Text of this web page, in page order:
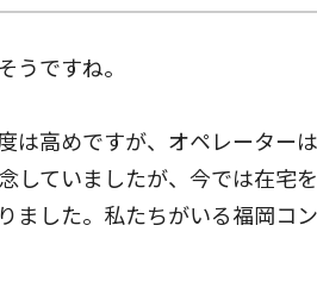
うですね。
は高めですが、オペレーター
ていましたが、今では在宅
した。私たちがいる福岡コ